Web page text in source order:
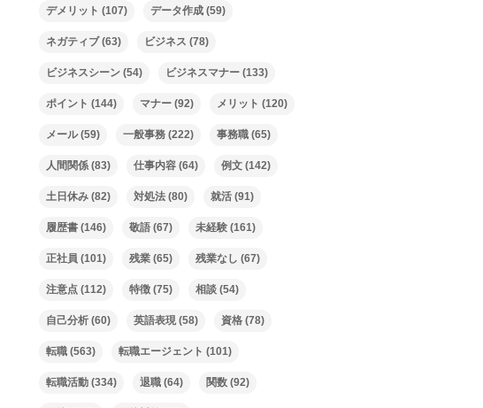
デメリット (107) データ作成 (59)
ネガティブ(63) ビジネス (78)
ビジネスシーン (54) ビジネスマナー (133)
ポイント (144) マナー (92) メリット (120)
メール(59) 一般事務 (222) 事務職 (65)
人間関係 (83) 仕事内容 (64) 例文 (142)
土日休み (82) 対処法 (80) 就活 (91)
履歴書 (146) 敬語 (67) 未経験 (161)
正社員 (101) 残業 (65) 残業なし (67)
注意点 (112) 特徴 (75) 相談 (54)
自己分析 (60) 英語表現(58) 資格 (78)
転職 (563) 転職エージェント (101)
転職活動 (334) 退職 (64) 関数 (92)